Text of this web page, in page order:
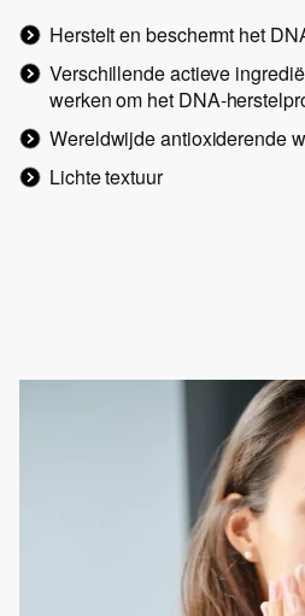
Herstelt en beschermt het
Verschillende actieve
werken om het DNA-
Wereldwijde antioxiderende
Lichte textuur